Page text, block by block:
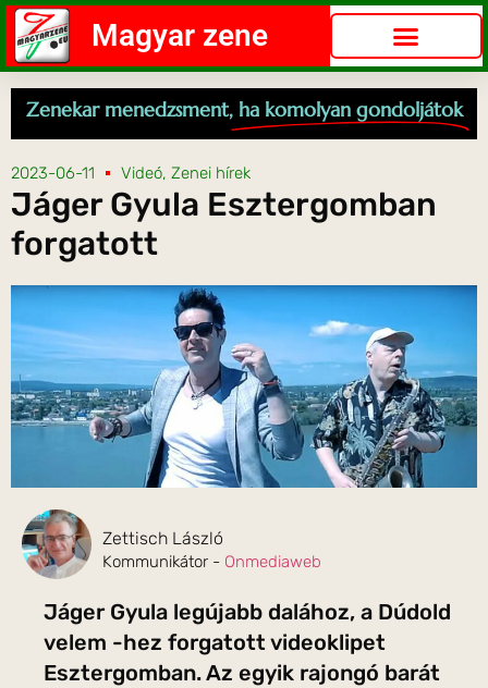
Magyar zene
Zenekar menedzsment, ha komolyan gondoljátok
2023-06-11 Videó, Zenei hírek
Jáger Gyula Esztergomban
forgatott
Zettisch László
Kommunikátor - Onmediaweb
Jáger Gyula legújabb dalához, a Dúdold
velem -hez forgatott videoklipet
Esztergomban. Az egyik rajongó barát